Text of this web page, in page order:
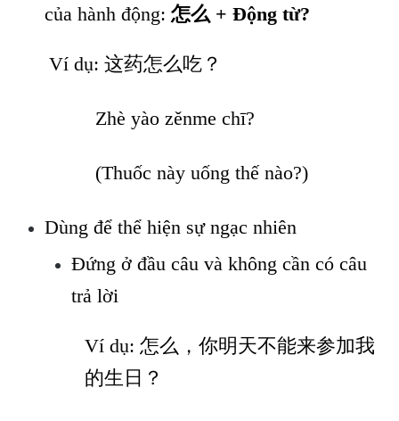
của hành động: 怎么 + Động từ?
Ví dụ: 这药怎么吃？
Zhè yào zěnme chī?
(Thuốc này uống thế nào?)
Dùng để thể hiện sự ngạc nhiên
Đứng ở đầu câu và không cần có câu
trả lời
Ví dụ: 怎么，你明天不能来参加我
的生日？